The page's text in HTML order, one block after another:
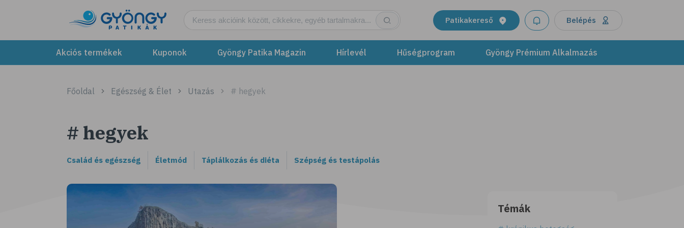
Patikakereső Belépés
Akciós termékek Kuponok Gyöngy Patika Magazin Hírlevél Hűségprogram Gyöngy Prémium Alkalmazás
Főoldal Egészség & Élet Utazás # hegyek
# hegyek
Család és egészség Életmód Táplálkozás és diéta Szépség és testápolás
Témák